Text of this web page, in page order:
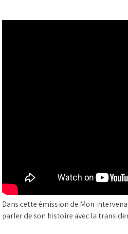
Dans cette émission de Mon
parler de son histoire avec la